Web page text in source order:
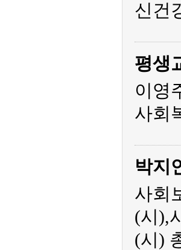
신건
평생
이영
사회
박지
사회
(시),
(시)